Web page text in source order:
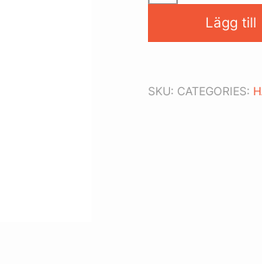
Lägg till
SKU: CATEGORIES: